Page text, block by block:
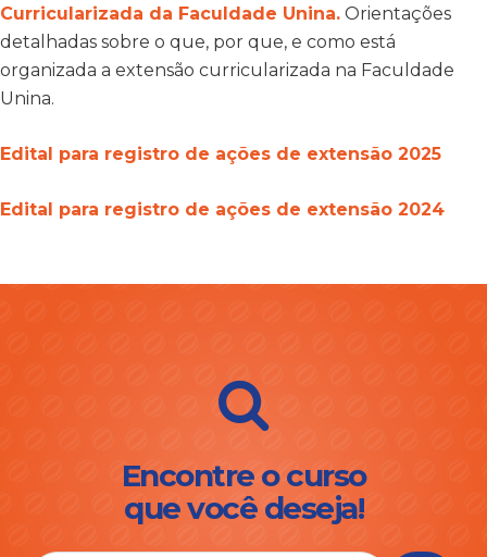
Curricularizada da Faculdade Unina. Orientações
detalhadas sobre o que, por que, e como está
organizada a extensão curricularizada na Faculdade
Unina.
Edital para registro de ações de extensão 2025
Edital para registro de ações de extensão 2024
Encontre o curso
que você deseja!